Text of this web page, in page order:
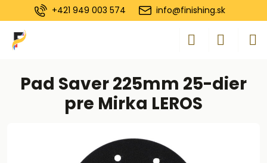
+421 949 003 574 info@finishing.sk
Pad Saver 225mm 25-dier
pre Mirka LEROS